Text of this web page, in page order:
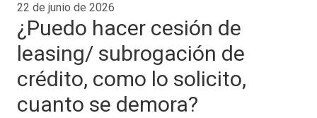
22 de junio de 2026
¿Puedo hacer cesión de
leasing/ subrogación de
crédito, como lo solicito,
cuanto se demora?